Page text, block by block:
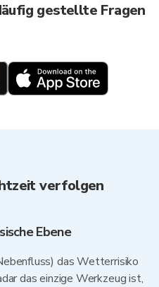
gestellte Fragen
verfolgen
Ebene
das Wetterrisiko
das einzige Werkzeug ist,